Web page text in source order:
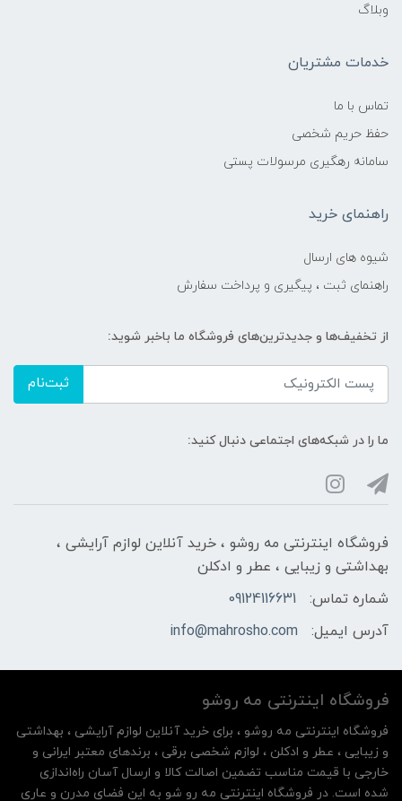
وبلاگ
خدمات مشتریان
تماس با ما
حفظ حریم شخصی
سامانه رهگیری مرسولات پستی
راهنمای خرید
شیوه های ارسال
راهنمای ثبت ، پیگیری و پرداخت سفارش
از تخفیف‌ها و جدیدترین‌های فروشگاه ما باخبر شوید:
ثبت‌نام
ما را در شبکه‌های اجتماعی دنبال کنید:
فروشگاه اینترنتی مه‌ رو‌شو ، خرید آنلاین لوازم آرایشی ،
بهداشتی و زیبایی ، عطر و ادکلن
شماره تماس:
09124116631
آدرس ایمیل:
info@mahrosho.com
فروشگاه اینترنتی مه‌ رو‌شو
فروشگاه اینترنتی مه‌ رو‌شو ، برای خرید آنلاین لوازم آرایشی ، بهداشتی
و زیبایی ، عطر و ادکلن ، لوازم شخصی برقی ، برندهای معتبر ایرانی و
خارجی با قیمت مناسب تضمین اصالت کالا و ارسال آسان راه‌اندازی
شده است. در فروشگاه اینترنتی مه رو شو به این فضای مدرن و عاری